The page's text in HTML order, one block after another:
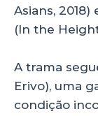
Asians, 2018)
(In the
A trama
Erivo), uma
condição